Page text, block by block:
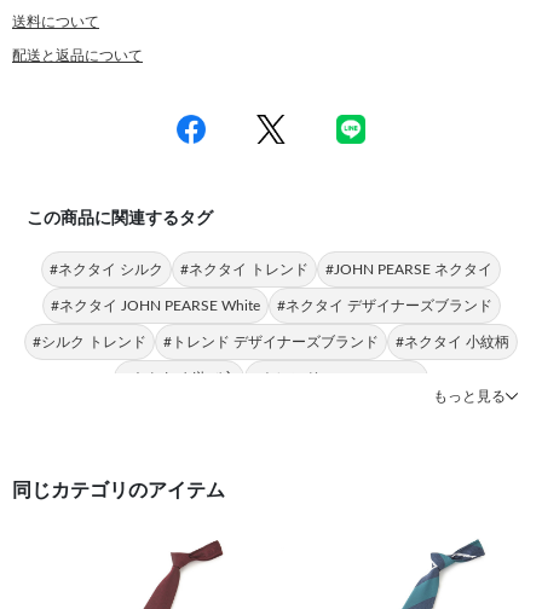
送料について
配送と返品について
この商品に関連するタグ
#ネクタイ シルク #ネクタイ トレンド #JOHN PEARSE ネクタイ
#ネクタイ JOHN PEARSE White #ネクタイ デザイナーズブランド
#シルク トレンド #トレンド デザイナーズブランド #ネクタイ 小紋柄
#ネクタイ 遊び心
#トレンド JOHN PEARSE
もっと見る
同じカテゴリのアイテム